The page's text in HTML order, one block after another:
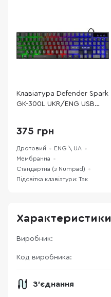
Клавіатура Defender Spark
GK-300L UKR/ENG USB
375 грн
Дротовий
ENG \ UA
Мембранна
Стандартна (з Numpad)
Підсвітка клавіатури: Так
Характеристики
Виробник:
Код виробника:
З'єднання